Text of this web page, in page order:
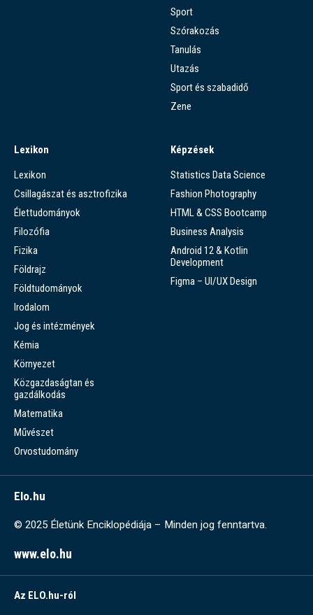
Sport
Szórakozás
Tanulás
Utazás
Sport és szabadidő
Zene
Lexikon
Lexikon
Csillagászat és asztrofizika
Élettudományok
Filozófia
Fizika
Földrajz
Földtudományok
Irodalom
Jog és intézmények
Kémia
Környezet
Közgazdaságtan és
gazdálkodás
Matematika
Művészet
Orvostudomány
Képzések
Statistics Data Science
Fashion Photography
HTML & CSS Bootcamp
Business Analysis
Android 12 & Kotlin
Development
Figma – UI/UX Design
Elo.hu
© 2025 Életünk Enciklopédiája – Minden jog fenntartva.
www.elo.hu
Az ELO.hu-ról